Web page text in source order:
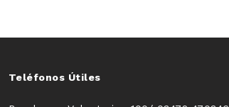
Teléfonos Útiles